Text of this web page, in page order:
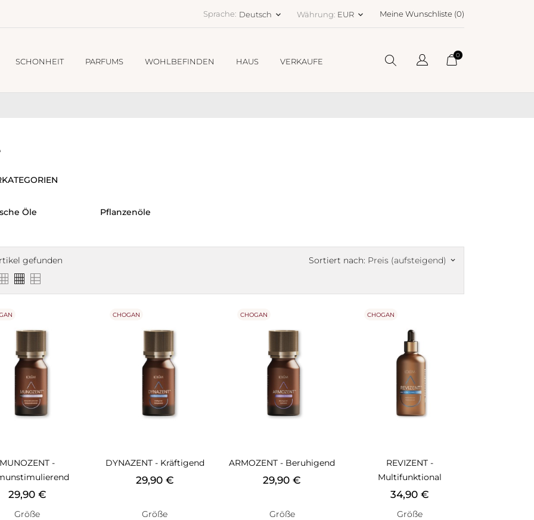
Sprache: Deutsch keyboard_arrow_down Währung: EUR keyboard_arrow_down Meine Wunschliste (0)
SCHONHEIT PARFUMS WOHLBEFINDEN HAUS VERKAUFE
0
Öle Pflanzenöle
gefunden Sortiert nach: Preis (aufsteigend) keyboard_arrow_down
MUNOZENT -
Preis
29,90 €
Größe
DYNAZENT - Kräftigend
Preis
29,90 €
Größe
CHOGAN
ARMOZENT - Beruhigend
Preis
29,90 €
Größe
CHOGAN
REVIZENT -
Multifunktional
Preis
34,90 €
Größe
CHOGAN